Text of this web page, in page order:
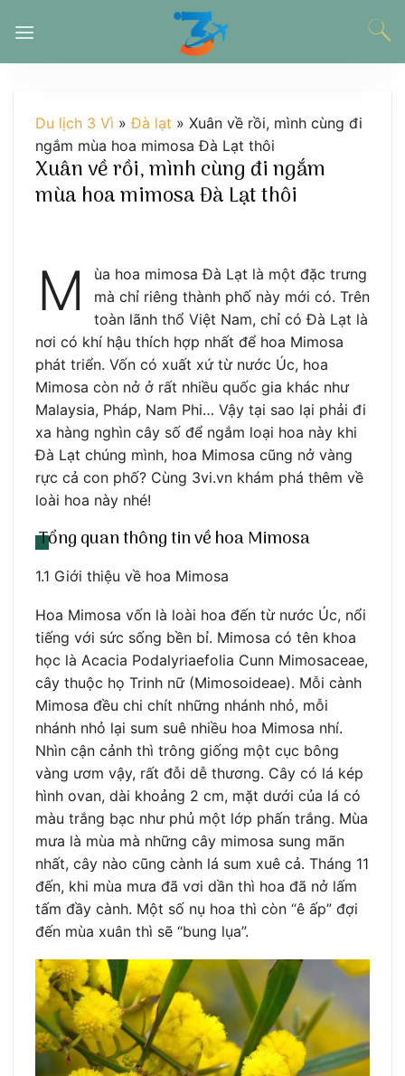
đến
Du lịch 3 Vì »Đà lạt » Xuân về rồi, mình cùng đi
ngắm mùa hoa mimosa Đà Lạt thôi
Xuân về rồi, mình cùng đi ngắm
mùa hoa mimosa Đà Lạt thôi
M
ùa hoa mimosa Đà Lạt là một đặc trưng
mà chỉ riêng thành phố này mới có. Trên
toàn lãnh thổ Việt Nam, chỉ có Đà Lạt là
nơi có khí hậu thích hợp nhất để hoa Mimosa
phát triển. Vốn có xuất xứ từ nước Úc, hoa
Mimosa còn nở ở rất nhiều quốc gia khác như
Malaysia, Pháp, Nam Phi… Vậy tại sao lại phải đi
xa hàng nghìn cây số để ngắm loại hoa này khi
Đà Lạt chúng mình, hoa Mimosa cũng nở vàng
rực cả con phố? Cùng 3vi.vn khám phá thêm về
loài hoa này nhé!
Tổng quan thông tin về hoa Mimosa
1.1 Giới thiệu về hoa Mimosa
Hoa Mimosa vốn là loài hoa đến từ nước Úc, nổi
tiếng với sức sống bền bỉ. Mimosa có tên khoa
học là Acacia Podalyriaefolia Cunn Mimosaceae,
cây thuộc họ Trinh nữ (Mimosoideae). Mỗi cành
Mimosa đều chi chít những nhánh nhỏ, mỗi
nhánh nhỏ lại sum suê nhiều hoa Mimosa nhí.
Nhìn cận cảnh thì trông giống một cục bông
vàng ươm vậy, rất đỗi dễ thương. Cây có lá kép
hình ovan, dài khoảng 2 cm, mặt dưới của lá có
màu trắng bạc như phủ một lớp phấn trắng. Mùa
mưa là mùa mà những cây mimosa sung mãn
nhất, cây nào cũng cành lá sum xuê cả. Tháng 11
đến, khi mùa mưa đã vơi dần thì hoa đã nở lấm
tấm đầy cành. Một số nụ hoa thì còn “ê ấp” đợi
đến mùa xuân thì sẽ “bung lụa”.